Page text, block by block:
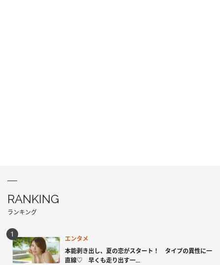
RANKING
ランキング
エンタメ
本能剥き出し、夏の恋がスタート！ タイプの異性に一
直線♡ 早くも走り出す一...